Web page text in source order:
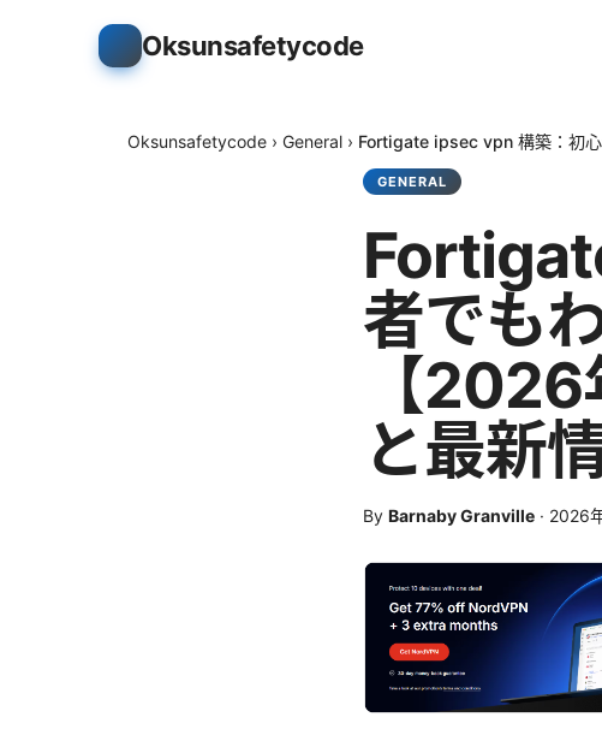
Oksunsafetycode
Oksunsafetycode › General › Fortigate ipsec vpn 構築：初
GENERAL
者でも
【
と最新
By Barnaby Granville · 2026